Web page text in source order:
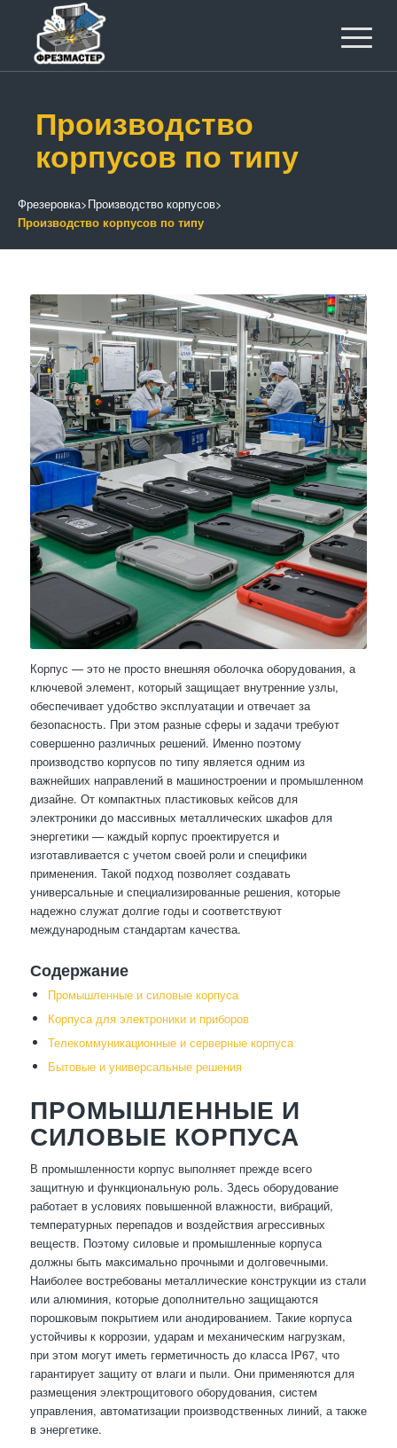
Производство
корпусов по типу
Фрезеровка>Производство корпусов>
Производство корпусов по типу
Корпус — это не просто внешняя оболочка оборудования, а
ключевой элемент, который защищает внутренние узлы,
обеспечивает удобство эксплуатации и отвечает за
безопасность. При этом разные сферы и задачи требуют
совершенно различных решений. Именно поэтому
производство корпусов по типу является одним из
важнейших направлений в машиностроении и промышленном
дизайне. От компактных пластиковых кейсов для
электроники до массивных металлических шкафов для
энергетики — каждый корпус проектируется и
изготавливается с учетом своей роли и специфики
применения. Такой подход позволяет создавать
универсальные и специализированные решения, которые
надежно служат долгие годы и соответствуют
международным стандартам качества.
Содержание
Промышленные и силовые корпуса
Корпуса для электроники и приборов
Телекоммуникационные и серверные корпуса
Бытовые и универсальные решения
ПРОМЫШЛЕННЫЕ И
СИЛОВЫЕ КОРПУСА
В промышленности корпус выполняет прежде всего
защитную и функциональную роль. Здесь оборудование
работает в условиях повышенной влажности, вибраций,
температурных перепадов и воздействия агрессивных
веществ. Поэтому силовые и промышленные корпуса
должны быть максимально прочными и долговечными.
Наиболее востребованы металлические конструкции из стали
или алюминия, которые дополнительно защищаются
порошковым покрытием или анодированием. Такие корпуса
устойчивы к коррозии, ударам и механическим нагрузкам,
при этом могут иметь герметичность до класса IP67, что
гарантирует защиту от влаги и пыли. Они применяются для
размещения электрощитового оборудования, систем
управления, автоматизации производственных линий, а также
в энергетике.